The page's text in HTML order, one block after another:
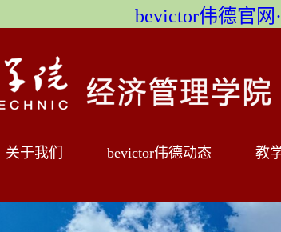
bevictor伟德官
关于我们 bevictor伟德动态 教